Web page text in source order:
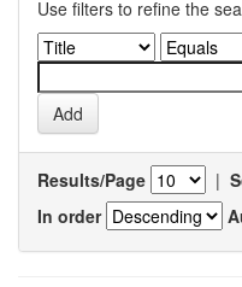
Use filters to refine the
Results/Page |
In order